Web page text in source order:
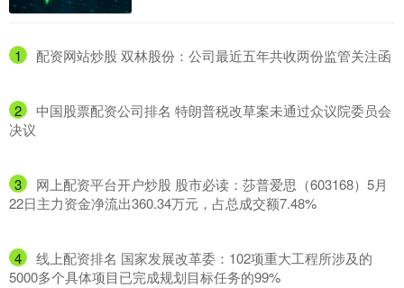
1 ​配资网站炒股 双林股份：公司最近五年共收两份监管关注函
2
​中国股票配资公司排名 特朗普税改草案未通过众议院委员会
决议
3
​网上配资平台开户炒股 股市必读：莎普爱思（603168）5月
22日主力资金净流出360.34万元，占总成交额7.48%
4
​线上配资排名 国家发展改革委：102项重大工程所涉及的
5000多个具体项目已完成规划目标任务的99%